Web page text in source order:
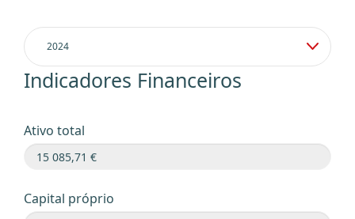
Indicadores Financeiros
Ativo total
Capital próprio